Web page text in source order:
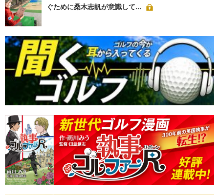
ぐために桑木志帆が意識して...